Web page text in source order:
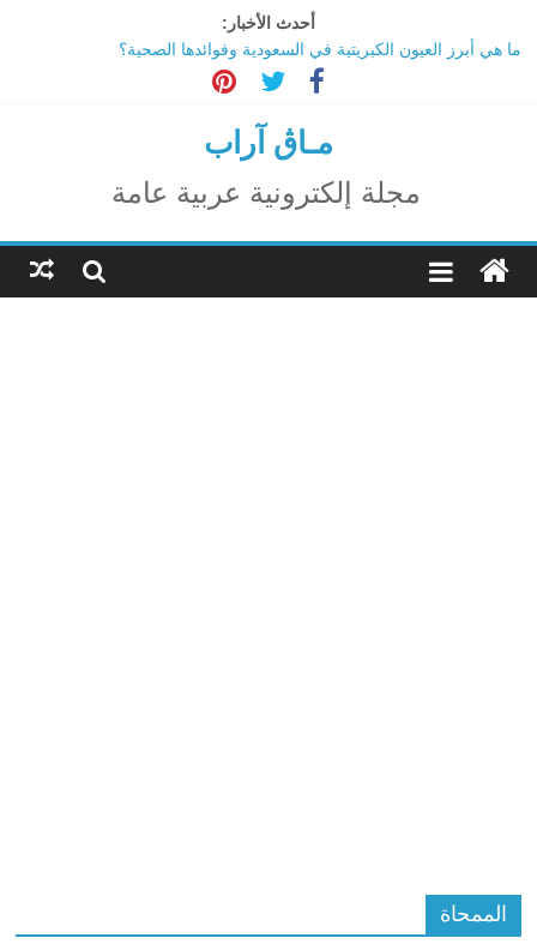
أحدث الأخبار:
ما هي أبرز العيون الكبريتية في السعودية وفوائدها الصحية؟
تاثير تقنية الميتافيرس على المجتمع
اكتشاف مدينة ضخمة تحت أهرامات الجيزة.. حقيقة أم خيال؟
ترامب: تقدم deepSeek الصينية في الذكاء الاصطناعي جرس إنذار
مـاڨ آراب
مجلة إلكترونية عربية عامة
الممحاة